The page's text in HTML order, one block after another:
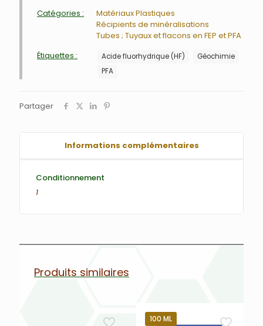
Catégories :
Matériaux Plastiques
Récipients de minéralisations
Tubes ; Tuyaux et flacons en FEP et PFA
Étiquettes :
Acide fluorhydrique (HF)
Géochimie
PFA
Partager
Informations complémentaires
Conditionnement
1
Produits similaires
100 ML